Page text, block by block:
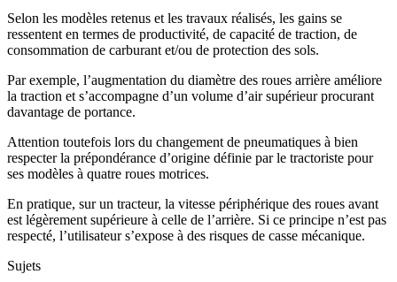
Selon les modèles retenus et les travaux réalisés, les gains se
ressentent en termes de productivité, de capacité de traction, de
consommation de carburant et/ou de protection des sols.
Par exemple, l’augmentation du diamètre des roues arrière améliore
la traction et s’accompagne d’un volume d’air supérieur procurant
davantage de portance.
Attention toutefois lors du changement de pneumatiques à bien
respecter la prépondérance d’origine définie par le tractoriste pour
ses modèles à quatre roues motrices.
En pratique, sur un tracteur, la vitesse périphérique des roues avant
est légèrement supérieure à celle de l’arrière. Si ce principe n’est pas
respecté, l’utilisateur s’expose à des risques de casse mécanique.
Sujets